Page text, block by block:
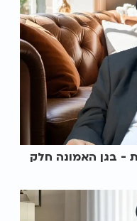
- בגן האמונה חלק